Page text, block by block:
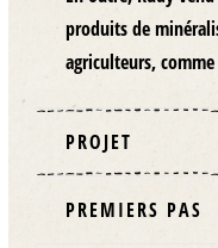
produits de
agriculteurs,
PROJET
PREMIERS PAS